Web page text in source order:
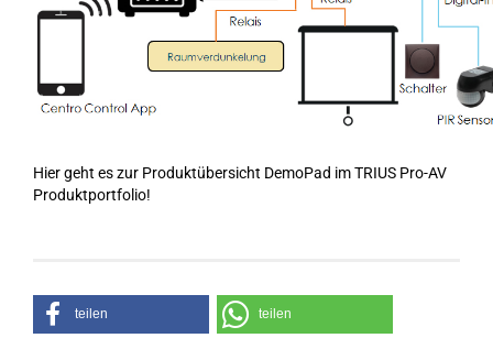
Hier geht es zur Produktübersicht DemoPad im TRIUS Pro-AV
Produktportfolio!
teilen teilen